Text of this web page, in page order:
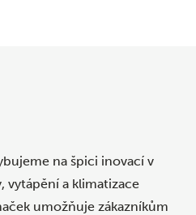
na špici inovací v
a klimatizace
umožňuje zákazníkům